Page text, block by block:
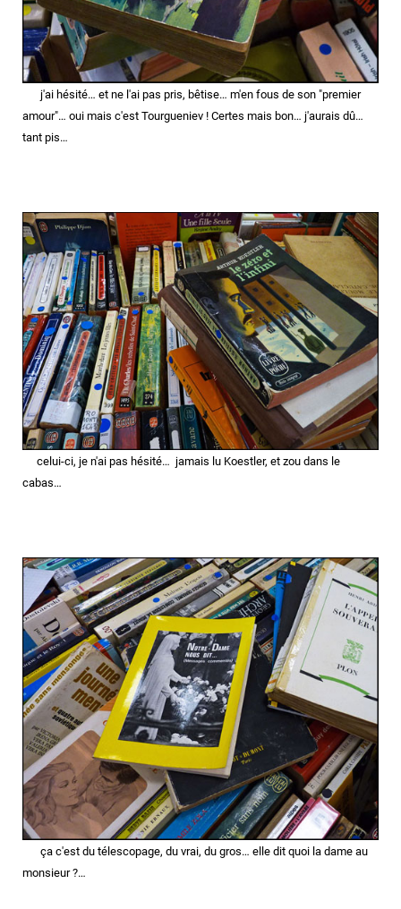
j'ai hésité… et ne l'ai pas pris, bêtise… m'en fous de son "premier
amour"… oui mais c'est Tourgueniev ! Certes mais bon… j'aurais dû…
tant pis…
celui-ci, je n'ai pas hésité… jamais lu Koestler, et zou dans le
cabas…
ça c'est du télescopage, du vrai, du gros… elle dit quoi la dame au
monsieur ?…